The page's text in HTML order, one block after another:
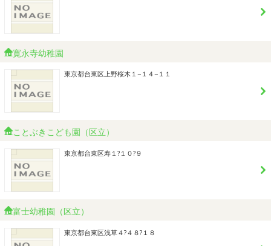
寛永寺幼稚園
東京都台東区上野桜木１−１４−１１
ことぶきこども園（区立）
東京都台東区寿１?１０?９
富士幼稚園（区立）
東京都台東区浅草４?４８?１８